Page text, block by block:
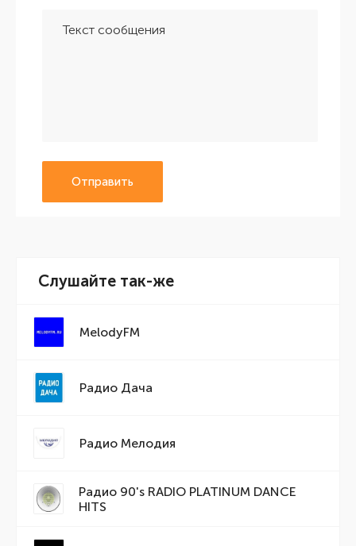
Отправить
Слушайте так-же
MelodyFM
Радио Дача
Радио Мелодия
Радио 90's RADIO PLATINUM DANCE
HITS